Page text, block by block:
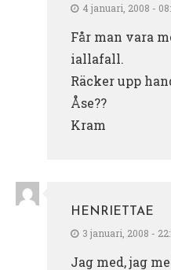
4 januari, 2008 -
Får man vara
iallafall.
Räcker upp
Åse??
Kram
HENRIETTAE
3 januari, 2008 -
Jag med, jag